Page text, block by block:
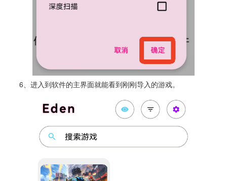
6、进入到软件的主界面就能看到刚刚导入的游戏。